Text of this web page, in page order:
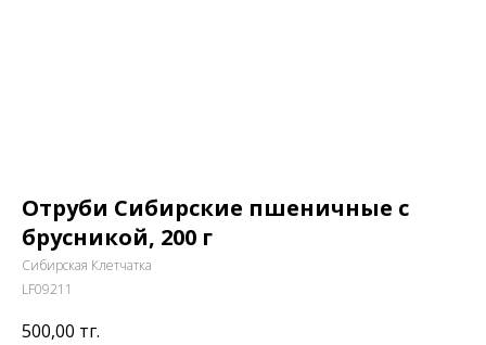
Отруби Сибирские пшеничные с
брусникой, 200 г
Сибирская Клетчатка
LF09211
500,00 тг.